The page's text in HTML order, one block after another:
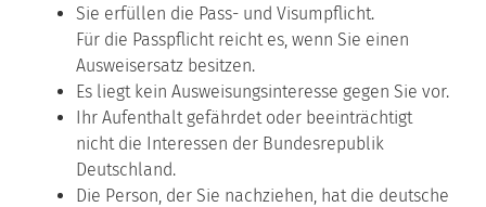
Sie erfüllen die Pass- und Visumpflicht.
Für die Passpflicht reicht es, wenn Sie einen
Ausweisersatz besitzen.
Es liegt kein Ausweisungsinteresse gegen Sie vor.
Ihr Aufenthalt gefährdet oder beeinträchtigt
nicht die Interessen der Bundesrepublik
Deutschland.
Die Person, der Sie nachziehen, hat die deutsche